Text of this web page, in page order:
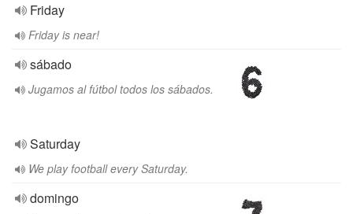
Friday
Friday is near!
sábado
Jugamos al fútbol todos los sábados.
Saturday
We play football every Saturday.
domingo